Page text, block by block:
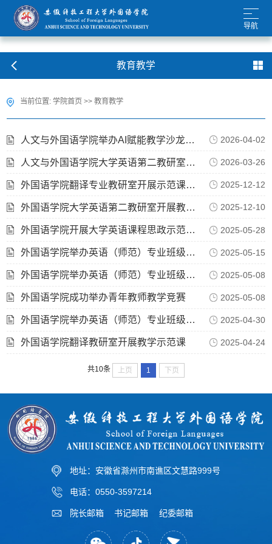
导航
教育教学
当前位置:学院首页 >>教育教学
人文与外国语学院举办AI赋能教学沙龙活动 2026-04-02
人文与外国语学院大学英语第二教研室教学公开课开讲 2026-03-26
外国语学院翻译专业教研室开展示范课活动 2025-12-12
外国语学院大学英语第二教研室开展教学公开课活动 2025-12-10
外国语学院开展大学英语课程思政示范课活动 2025-05-28
外国语学院举办英语（师范）专业班级管理专题讲座 2025-05-15
外国语学院举办英语（师范）专业班级管理专题讲座 2025-05-08
外国语学院成功举办青年教师教学竞赛 2025-05-08
外国语学院举办英语（师范）专业班级管理专题讲座 2025-04-30
外国语学院翻译教研室开展教学示范课 2025-04-24
共10条 上页 1 下页
地址：安徽省滁州市南谯区文慧路999号
电话：0550-3597214
院长邮箱 书记邮箱 纪委邮箱